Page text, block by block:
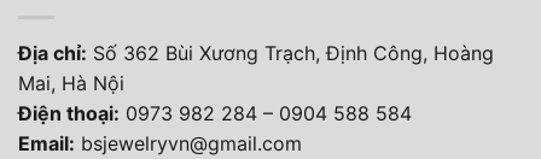
Địa chỉ: Số 362 Bùi Xương Trạch, Định Công, Hoàng
Mai, Hà Nội
Điện thoại: 0973 982 284 – 0904 588 584
Email: bsjewelryvn@gmail.com